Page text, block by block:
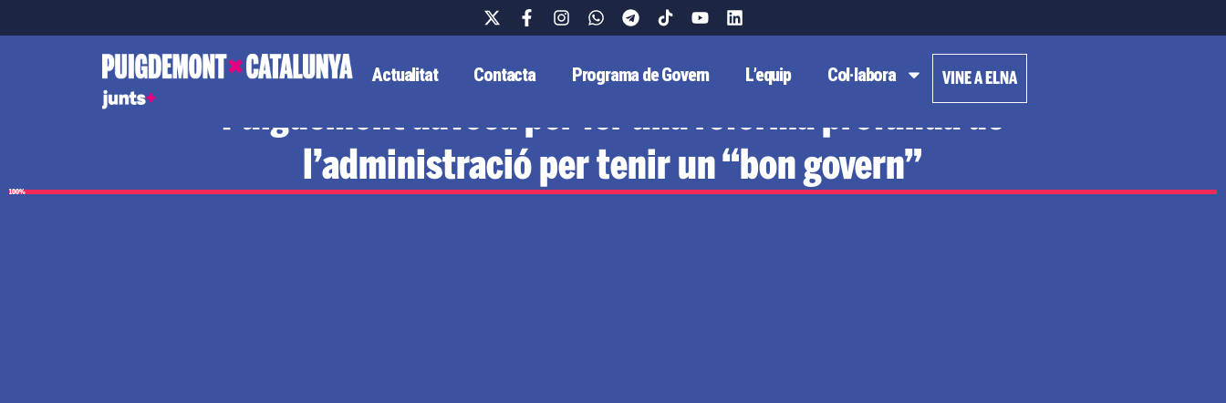
Actualitat Contacta Programa de Govern L’equip Col·labora VINE A ELNA
Puigdemont advoca per fer una reforma profunda de
l’administració per tenir un “bon govern”
100%